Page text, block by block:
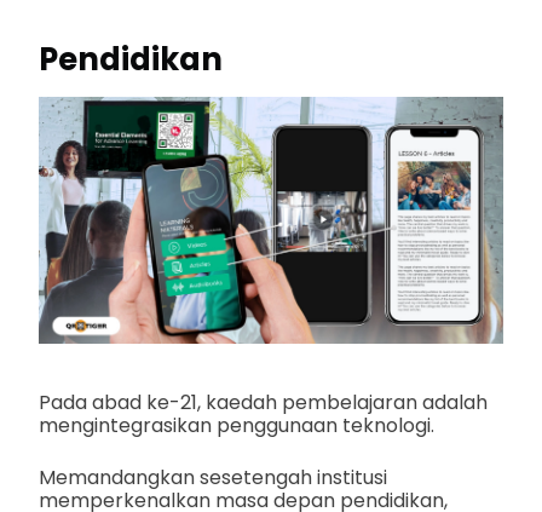
Pendidikan
Pada abad ke-21, kaedah pembelajaran adalah
mengintegrasikan penggunaan teknologi.
Memandangkan sesetengah institusi
memperkenalkan masa depan pendidikan,